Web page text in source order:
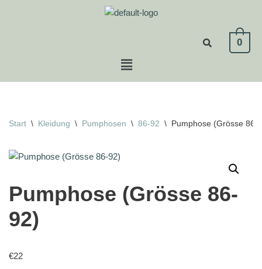
0
Start \ Kleidung \ Pumphosen \ 86-92 \ Pumphose (Grösse 86-
Pumphose (Grösse 86-
92)
€22